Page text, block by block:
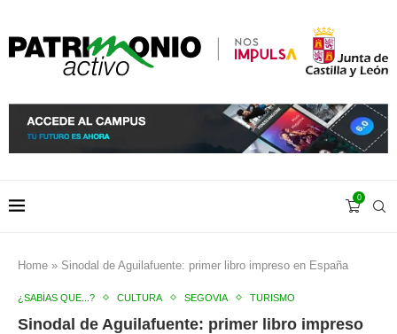
0
Home » Sinodal de Aguilafuente: primer libro impreso en España
¿SABÍAS QUE...? CULTURA SEGOVIA TURISMO
Sinodal de Aguilafuente: primer libro impreso